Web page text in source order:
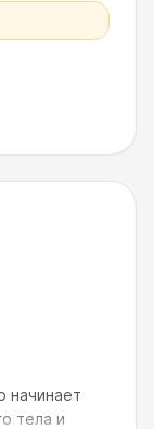
начинает
тела и